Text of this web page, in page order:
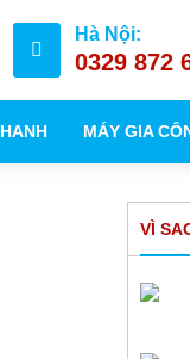
Hà Nội:
0329 872
MÁY GIA
VÌ